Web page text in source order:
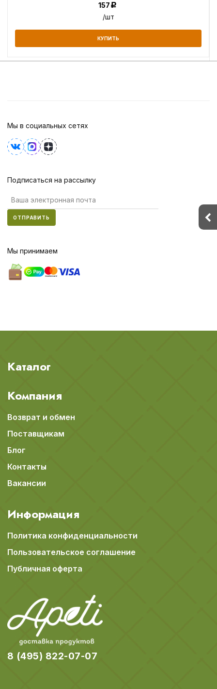
157Р
/шт
КУПИТЬ
Мы в социальных сетях
Подписаться на рассылку
ОТПРАВИТЬ
Мы принимаем
Каталог
Компания
Возврат и обмен
Поставщикам
Блог
Контакты
Вакансии
Информация
Политика конфиденциальности
Пользовательское соглашение
Публичная оферта
8 (495) 822-07-07